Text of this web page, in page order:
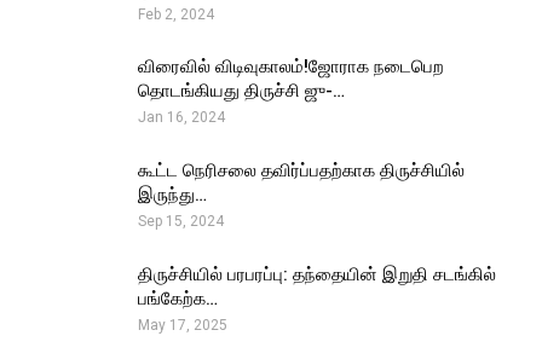
Feb 2, 2024
விரைவில் விடிவுகாலம்!ஜோராக நடைபெற
தொடங்கியது திருச்சி ஜு-…
Jan 16, 2024
கூட்ட நெரிசலை தவிர்ப்பதற்காக திருச்சியில்
இருந்து…
Sep 15, 2024
திருச்சியில் பரபரப்பு: தந்தையின் இறுதி சடங்கில்
பங்கேற்க…
May 17, 2025